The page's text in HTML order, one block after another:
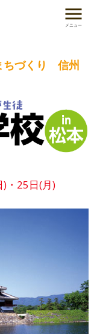
メニュー
ちづくり 信州
・25日(月)